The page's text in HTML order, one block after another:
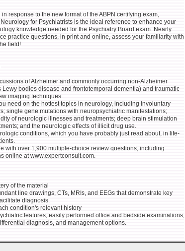
response to the new format of the ABPN certifying exam,
Neurology for Psychiatrists is the ideal reference to enhance your
knowledge needed for the Psychiatry Board exam. Nearly
practice questions, in print and online, assess your familiarity with
field!
of Alzheimer and commonly occurring non-Alzheimer
Lewy bodies disease and frontotemporal dementia) and traumatic
imaging techniques.
need on the hottest topics in neurology, including involuntary
single gene mutations with neuropsychiatric manifestations;
of neurologic illnesses and treatments; deep brain stimulation
and the neurologic effects of illicit drug use.
conditions, which you have probably just read about, in life-
with over 1,900 multiple-choice review questions, including
online at www.expertconsult.com.
of the material
line drawings, CTs, MRIs, and EEGs that demonstrate key
diagnosis.
condition's relevant history
features, easily performed office and bedside examinations,
diagnosis, and management options.